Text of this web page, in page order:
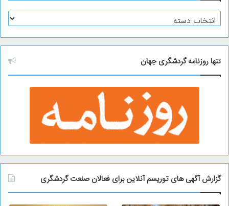
آ
ر
ش
ی
و
تنها روزنامه گردشگری جهان
گزارش آگهی های توریسم آنلاین برای فعالان صنعت گردشگری